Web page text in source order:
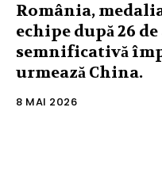
România,
echipe după 26
semnificativă
urmează China.
8 MAI 2026